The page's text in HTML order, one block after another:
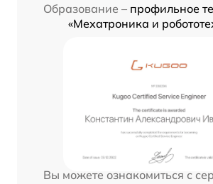
Образование – профильное
«Мехатроника и
Вы можете ознакомиться с